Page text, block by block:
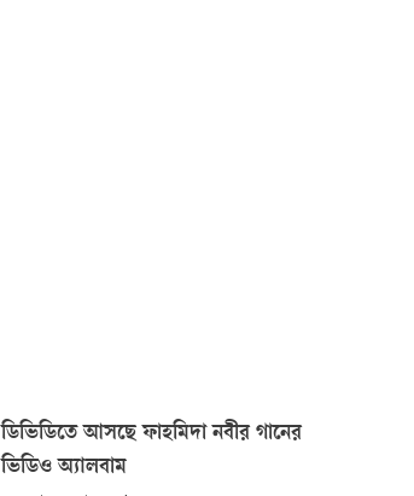
ডিভিডিতে আসছে ফাহমিদা নবীর গানের
ভিডিও অ্যালবাম